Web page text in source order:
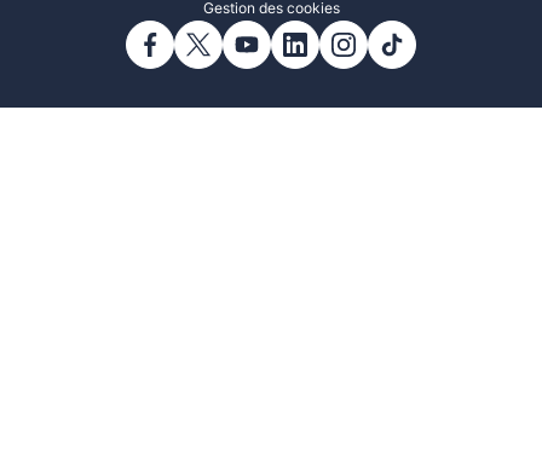
Gestion des cookies